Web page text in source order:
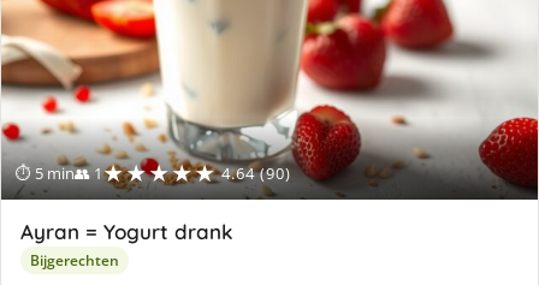
⏱ 5 min👥 1★★★★★ 4.64 (90)
Ayran = Yogurt drank
Bijgerechten